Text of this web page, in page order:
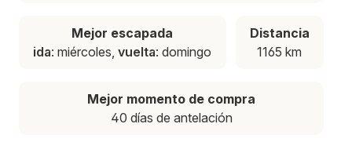
Mejor escapada
ida: miércoles,vuelta: domingo
Distancia
1165 km
Mejor momento de compra
40 días de antelación